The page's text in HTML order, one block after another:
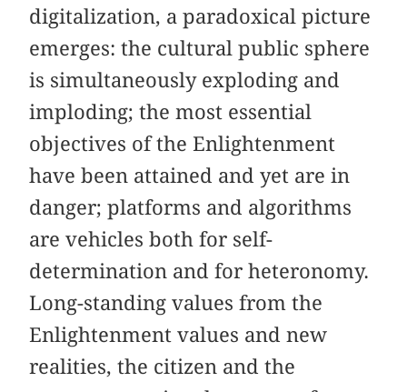
digitalization, a paradoxical picture
emerges: the cultural public sphere
is simultaneously exploding and
imploding; the most essential
objectives of the Enlightenment
have been attained and yet are in
danger; platforms and algorithms
are vehicles both for self-
determination and for heteronomy.
Long-standing values from the
Enlightenment values and new
realities, the citizen and the